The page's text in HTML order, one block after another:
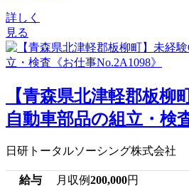
詳しく
見る
【青森県北津軽郡板柳
自動車部品の組立・検
日研トータルソーシング株式会社
給与 月収例200,000円